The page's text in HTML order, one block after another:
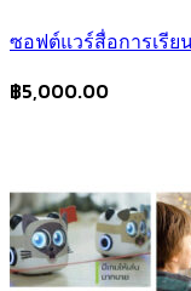
ซอฟต์แวร์สื่อการเรี
฿5,000.00